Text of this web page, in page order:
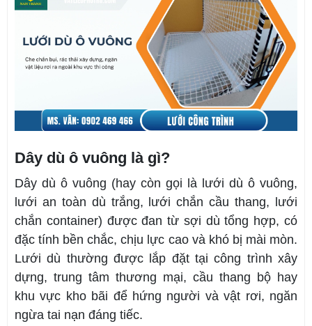
Dây dù ô vuông là gì?
Dây dù ô vuông (hay còn gọi là lưới dù ô vuông,
lưới an toàn dù trắng, lưới chắn cầu thang, lưới
chắn container) được đan từ sợi dù tổng hợp, có
đặc tính bền chắc, chịu lực cao và khó bị mài mòn.
Lưới dù thường được lắp đặt tại công trình xây
dựng, trung tâm thương mại, cầu thang bộ hay
khu vực kho bãi để hứng người và vật rơi, ngăn
ngừa tai nạn đáng tiếc.